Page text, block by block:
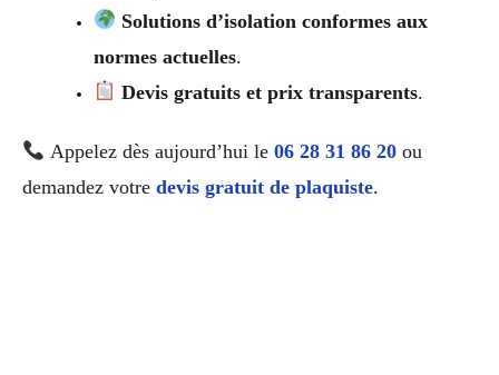
Solutions d’isolation conformes aux
normes actuelles.
Devis gratuits et prix transparents.
Appelez dès aujourd’hui le 06 28 31 86 20ou
demandez votre devis gratuit de plaquiste.